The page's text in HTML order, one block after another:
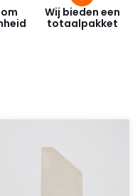
Wij bieden een
totaalpakket